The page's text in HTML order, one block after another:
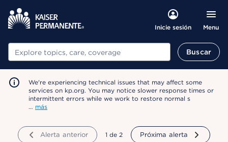
Inicie sesión Menu
Buscar Buscar
We're experiencing technical issues that may affect some
services on kp.org. You may notice slower response times or
intermittent errors while we work to restore normal s
… más
Alerta anterior mostrando
1 de 2 Próxima alerta